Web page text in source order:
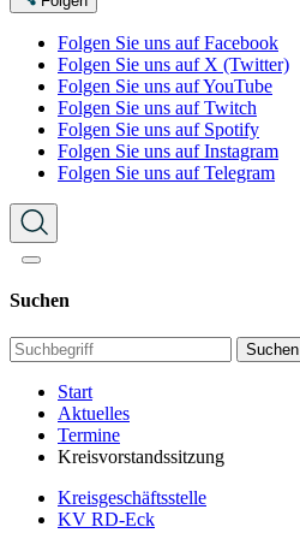
Folgen Sie uns auf Facebook
Folgen Sie uns auf X (Twitter)
Folgen Sie uns auf YouTube
Folgen Sie uns auf Twitch
Folgen Sie uns auf Spotify
Folgen Sie uns auf Instagram
Folgen Sie uns auf Telegram
Suchen
Suchen
Start
Aktuelles
Termine
Kreisvorstandssitzung
Kreisgeschäftsstelle
KV RD-Eck